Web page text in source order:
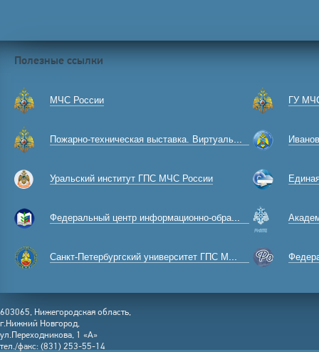
Полезные ссылки
МЧС России ГУ
Пожарно-техническая выставка. Виртуальный музей
Уральский институт ГПС МЧС России Единая
Федеральный центр информационно-образовательных ресурсов
Санкт-Петербургский университет ГПС МЧС России
603065, Нижегородская область,
г.Нижний Новгород,
ул.Переходникова, 1 «А»
тел./факс: (831) 253-55-14